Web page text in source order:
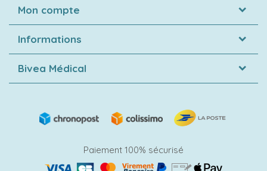
Mon compte
Informations
Bivea Médical
Paiement 100% sécurisé